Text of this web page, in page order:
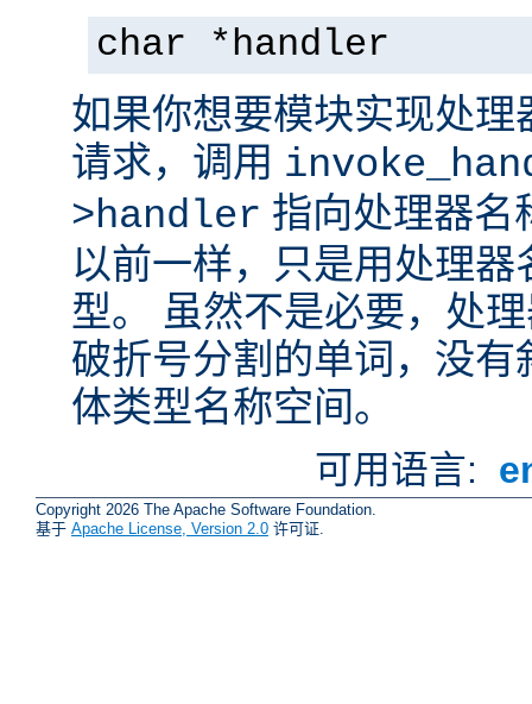
char *handler
如果你想要模块实现处
请求，调用
>handler 指向处理器名
以前一样，只是用处理
型。 虽然不是必要，处
破折号分割的单词，没
体类型名称空间。
可用语言:
Copyright 2026 The Apache Software Foundation.
基于 Apache License, Version 2.0 许可证.